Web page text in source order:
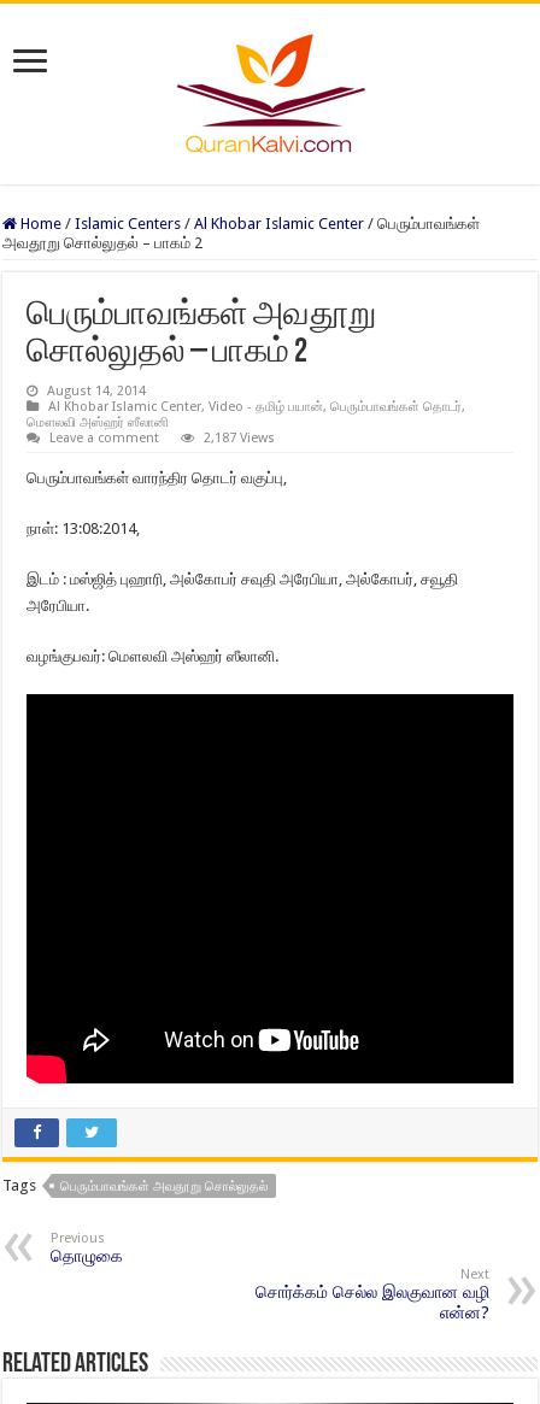
Home / Islamic Centers / Al Khobar Islamic Center / பெரும்பாவங்கள்
அவதூறு சொல்லுதல் – பாகம் 2
பெரும்பாவங்கள் அவதூறு
சொல்லுதல் – பாகம் 2
August 14, 2014
Al Khobar Islamic Center,Video - தமிழ் பயான்,பெரும்பாவங்கள் தொடர்,
மௌலவி அஸ்ஹர் ஸீலானி
Leave a comment
2,187 Views
பெரும்பாவங்கள் வாரந்திர தொடர் வகுப்பு,
நாள்: 13:08:2014,
இடம் : மஸ்ஜித் புஹாரி, அல்கோபர் சவுதி அரேபியா, அல்கோபர், சவூதி
அரேபியா.
வழங்குபவர்: மௌலவி அஸ்ஹர் ஸீலானி.
Tags பெரும்பாவங்கள் அவதூறு சொல்லுதல்
Previous
தொழுகை
Next
சொர்க்கம் செல்ல இலகுவான வழி
என்ன?
Related Articles